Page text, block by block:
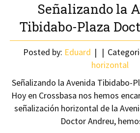
Señalizando la
Tibidabo-Plaza
Posted by: Eduard
horizontal
Señalizando la Avenida Tibidabo-
Hoy en Crossbasa nos hemos
señalización horizontal de la
Doctor Andreu,